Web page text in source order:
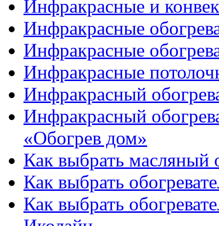
Инфракрасные и
Инфракрасные
Инфракрасные
Инфракрасные
Инфракрасный
Инфракрасный
«Обогрев дом»
Как выбрать масляный
Как выбрать
Как выбрать